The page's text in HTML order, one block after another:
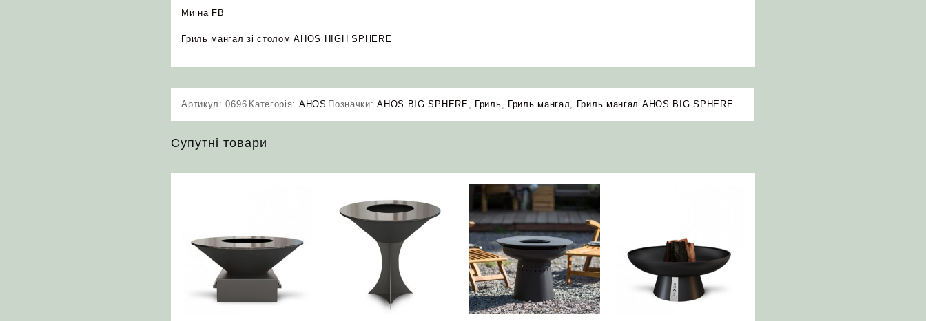
Ми на FB
Гриль мангал зі столом AHOS HIGH SPHERE
Артикул:0696 Категорія: AHOS Позначки:AHOS BIG SPHERE Гриль Гриль мангал Гриль мангал AHOS BIG SPHERE
Супутні товари